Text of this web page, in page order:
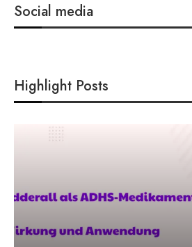
Social media
Highlight Posts